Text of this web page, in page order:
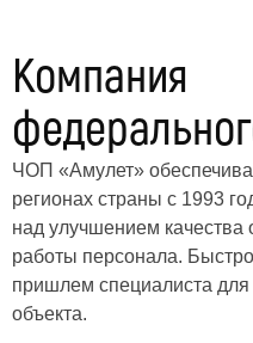
Компания
ЧОП «Амулет»
регионах страны с 1993
над улучшением качества
работы персонала.
пришлем специалиста для
объекта.